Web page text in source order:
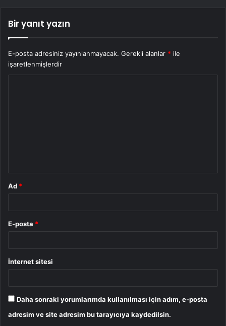
Bir yanıt yazın
E-posta adresiniz yayınlanmayacak. Gerekli alanlar * ile
işaretlenmişlerdir
Ad *
E-posta *
İnternet sitesi
Daha sonraki yorumlarımda kullanılması için adım, e-posta
adresim ve site adresim bu tarayıcıya kaydedilsin.